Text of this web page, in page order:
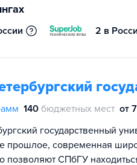
2 в
140 бюджетных мест от
государственный
прошлое, современная
позволяют СПбГУ